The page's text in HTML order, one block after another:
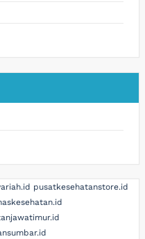
pusatkesehatanstore.id